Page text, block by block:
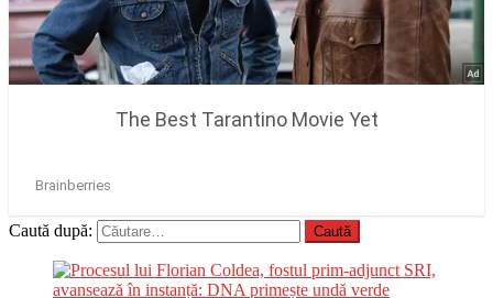
Caută după: